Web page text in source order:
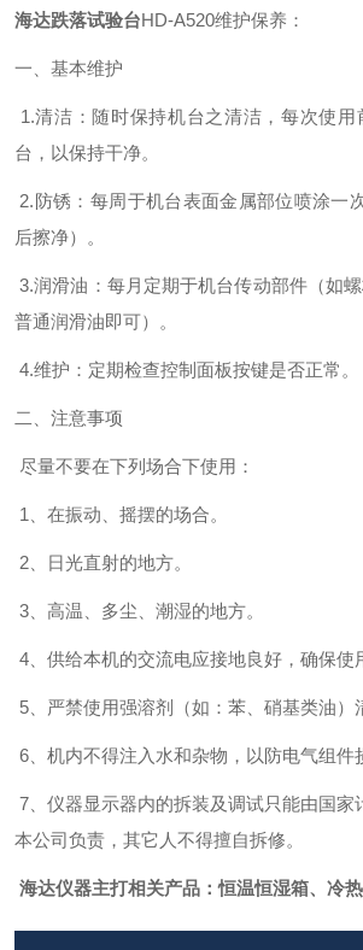
海达跌落试验台HD-A520维护保养：
一、基本维护
1.清洁：随时保持机台之清洁，每次使
台，以保持干净。
2.防锈：每周于机台表面金属部位喷涂一
后擦净）。
3.润滑油：每月定期于机台传动部件（如
普通润滑油即可）。
4.维护：定期检查控制面板按键是否正常。
二、注意事项
尽量不要在下列场合下使用：
1 、在振动、摇摆的场合。
2 、日光直射的地方。
3 、高温、多尘、潮湿的地方。
4 、供给本机的交流电应接地良好，确保使
5 、严禁使用强溶剂（如：苯、硝基类油）
6 、机内不得注入水和杂物，以防电气组件
7 、仪器显示器内的拆装及调试只能由国
本公司负责，其它人不得擅自拆修。
海达仪器主打相关产品：恒温恒湿箱、冷